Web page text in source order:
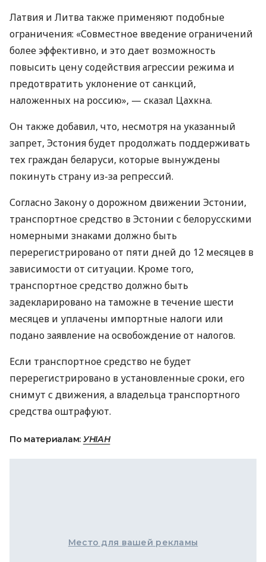
Латвия и Литва также применяют подобные
ограничения: «Совместное введение ограничений
более эффективно, и это дает возможность
повысить цену содействия агрессии режима и
предотвратить уклонение от санкций,
наложенных на россию», — сказал Цахкна.
Он также добавил, что, несмотря на указанный
запрет, Эстония будет продолжать поддерживать
тех граждан беларуси, которые вынуждены
покинуть страну из-за репрессий.
Согласно Закону о дорожном движении Эстонии,
транспортное средство в Эстонии с белорусскими
номерными знаками должно быть
перерегистрировано от пяти дней до 12 месяцев в
зависимости от ситуации. Кроме того,
транспортное средство должно быть
задекларировано на таможне в течение шести
месяцев и уплачены импортные налоги или
подано заявление на освобождение от налогов.
Если транспортное средство не будет
перерегистрировано в установленные сроки, его
снимут с движения, а владельца транспортного
средства оштрафуют.
По материалам: УНІАН
Место для вашей рекламы